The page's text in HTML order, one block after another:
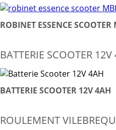
ROBINET ESSENCE
BATTERIE SCOOTER 12V
BATTERIE SCOOTER 12V 4AH
ROULEMENT